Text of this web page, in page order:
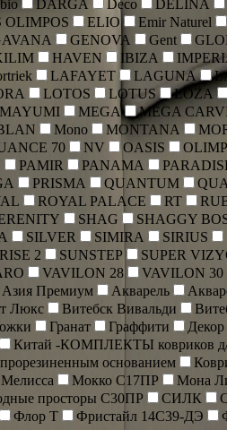
DARGA Deco DELINA
OLIMPOS ELIO Emir Naturel
GENOVA Gent
HAVEN IBIZA
LAFAYET LAGUNA
LOTOS LOTUS LOZA
MAYUMI MEGA MEGA
Mono MONTANA
70 NV OASIS
PAMIR PANAMA
PRISMA QUANTUM
ROYAL PALACE RT
SHAG SHAGGY
SILVER SIMIRA SIRIUS
2 SUNSTEP SUPER
VAVILON 28 VAVILON 30
Азия Премиум Акварель
Люкс Витебск Вивальди
Гранат Граффити Декор
Китай -КОМПЛЕКТЫ ковриков
основанием
Мелисса Мокко С17ПР Мона
просторы С30ПР СИЛК
Флор Т Фристайл 14С39-ДЭ